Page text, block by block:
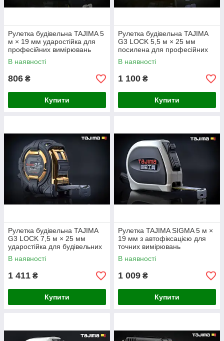
Рулетка будівельна TAJIMA 5
м × 19 мм ударостійка для
професійних вимірювань
В наявності
806 ₴
Купити
Рулетка будівельна TAJIMA
G3 LOCK 5,5 м × 25 мм
посилена для професійних
вимірювань
В наявності
1 100 ₴
Купити
Рулетка будівельна TAJIMA
G3 LOCK 7,5 м × 25 мм
ударостійка для будівельних
робіт
В наявності
1 411 ₴
Купити
Рулетка TAJIMA SIGMA 5 м ×
19 мм з автофіксацією для
точних вимірювань
В наявності
1 009 ₴
Купити